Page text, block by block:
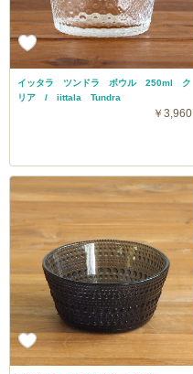
イッタラ ツンドラ ボウル 250ml ク
リア / iittala Tundra
￥3,960